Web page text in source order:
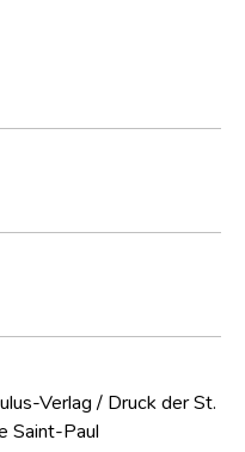
Verlag / Druck der St.
Saint-Paul